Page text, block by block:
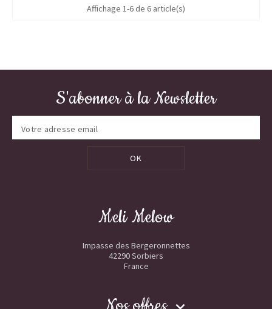
Affichage 1-6 de 6 article(s)
S'abonner à la Newsletter
OK
Meli Melow
Impasse des Bergeronnettes
42290 Sorbiers
France